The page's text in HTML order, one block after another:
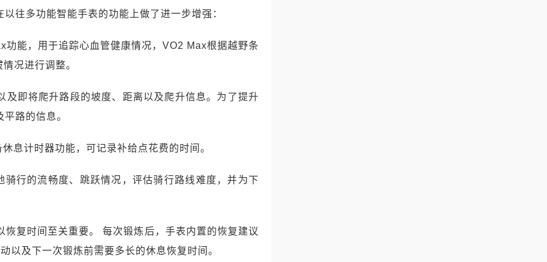
往多功能智能手表的功能上做了进一步增强：
能，用于追踪心血管健康情况，VO2 Max根据越野条
况进行调整。
即将爬升路段的坡度、距离以及爬升信息。为了提升
路的信息。
息计时器功能，可记录补给点花费的时间。
行的流畅度、跳跃情况，评估骑行路线难度，并为下
复时间至关重要。 每次锻炼后，手表内置的恢复建议
以及下一次锻炼前需要多长的休息恢复时间。